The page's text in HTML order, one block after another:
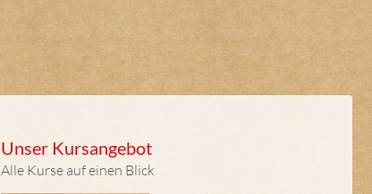
Unser Kursangebot
Alle Kurse auf einen Blick